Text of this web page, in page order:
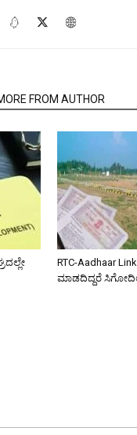
FROM AUTHOR
RTC-Aadhaar
ಮಾಡದಿದ್ದರೆ